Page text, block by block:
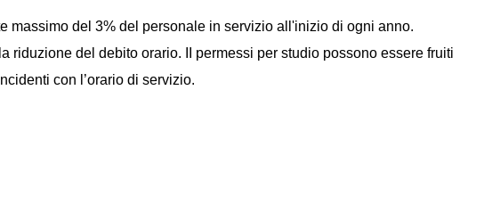
massimo del 3% del personale in servizio all'inizio di ogni anno.
riduzione del debito orario. II permessi per studio possono essere fruiti
con l’orario di servizio.